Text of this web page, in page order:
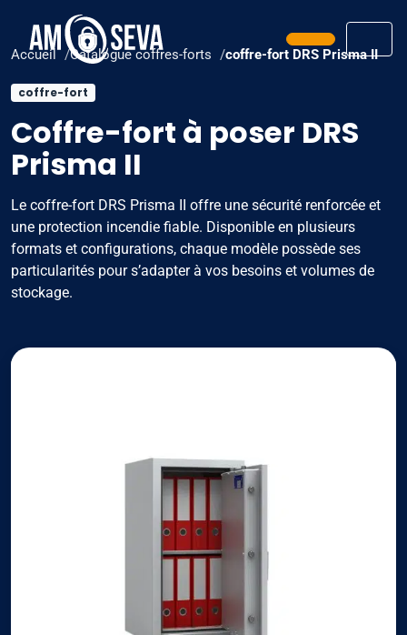
Prendre
Accueil Catalogue coffres-forts coffre-fort DRS Prisma II
coffre-fort
Coffre-fort à poser DRS
Prisma II
Le coffre-fort DRS Prisma II offre une sécurité renforcée et
une protection incendie fiable. Disponible en plusieurs
formats et configurations, chaque modèle possède ses
particularités pour s’adapter à vos besoins et volumes de
stockage.